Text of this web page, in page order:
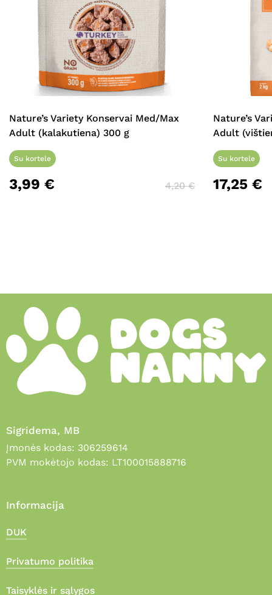
Nature’s Variety Konservai Med/Max
Adult (kalakutiena) 300 g
Su kortele
3,99 € 4,20€
Nature’s
Adult
Su kortele
17,25 €
Sigridema, MB
Įmonės kodas: 306259614
PVM mokėtojo kodas: LT100015888716
Informacija
DUK
Privatumo politika
Taisyklės ir sąlygos